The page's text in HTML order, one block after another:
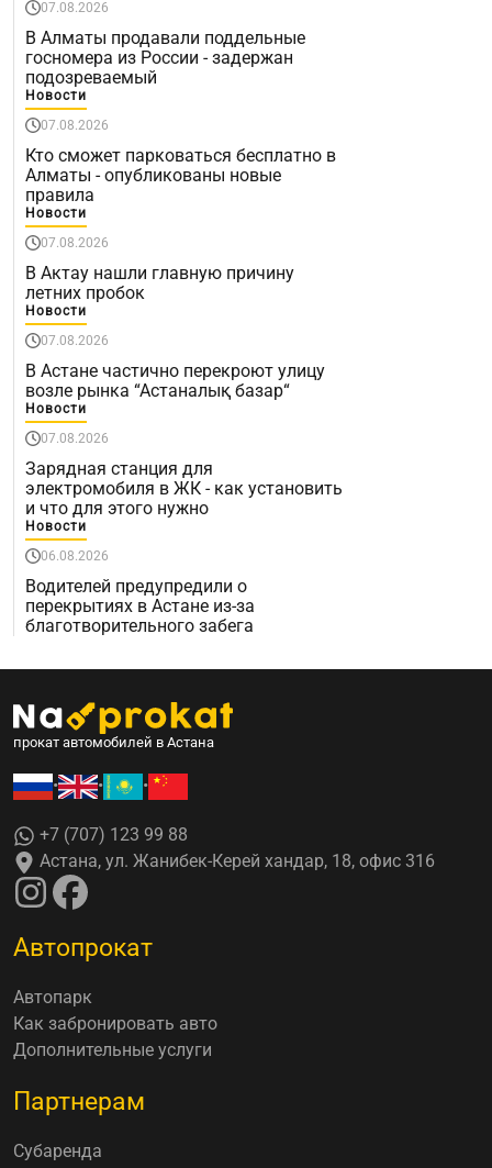
07.08.2026
В Алматы продавали поддельные
госномера из России - задержан
подозреваемый
Новости
07.08.2026
Кто сможет парковаться бесплатно в
Алматы - опубликованы новые
правила
Новости
07.08.2026
В Актау нашли главную причину
летних пробок
Новости
07.08.2026
В Астане частично перекроют улицу
возле рынка “Астаналық базар“
Новости
07.08.2026
Зарядная станция для
электромобиля в ЖК - как установить
и что для этого нужно
Новости
06.08.2026
Водителей предупредили о
перекрытиях в Астане из-за
благотворительного забега
прокат автомобилей в Астана
• • •
+7 (707) 123 99 88
Астана, ул. Жанибек-Керей хандар, 18, офис 316
Автопрокат
Автопарк
Как забронировать авто
Дополнительные услуги
Партнерам
Субаренда